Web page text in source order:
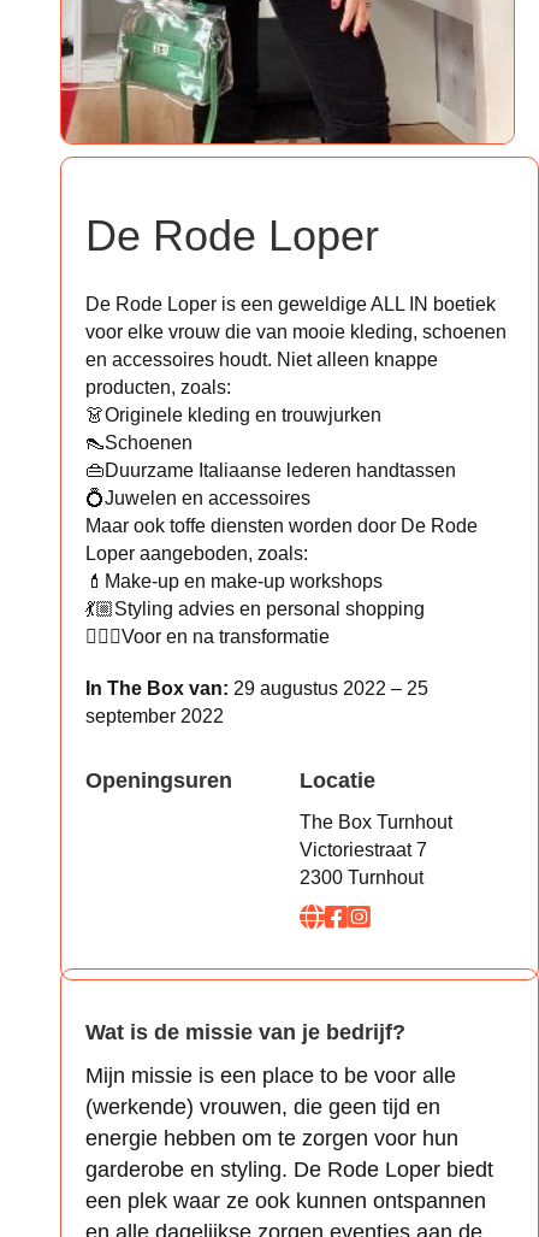
De Rode Loper
De Rode Loper is een geweldige ALL IN boetiek
voor elke vrouw die van mooie kleding, schoenen
en accessoires houdt. Niet alleen knappe
producten, zoals:
👗Originele kleding en trouwjurken
👠Schoenen
👜Duurzame Italiaanse lederen handtassen
💍Juwelen en accessoires
Maar ook toffe diensten worden door De Rode
Loper aangeboden, zoals:
💄Make-up en make-up workshops
💃🏼Styling advies en personal shopping
👩🏻‍⚖️Voor en na transformatie
In The Box van: 29 augustus 2022 – 25
september 2022
Openingsuren Locatie
The Box Turnhout
Victoriestraat 7
2300 Turnhout
Wat is de missie van je bedrijf?
Mijn missie is een place to be voor alle
(werkende) vrouwen, die geen tijd en
energie hebben om te zorgen voor hun
garderobe en styling. De Rode Loper biedt
een plek waar ze ook kunnen ontspannen